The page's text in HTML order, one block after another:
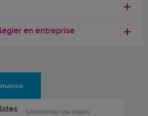
en entreprise
- Sélectionner une région